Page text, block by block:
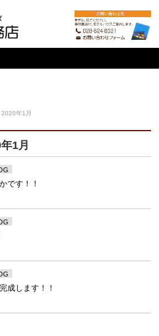
2020年1月
1月
です！！
成します！！